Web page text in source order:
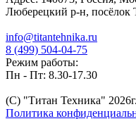
Люберецкий р-н, посёлок
info@titantehnika.ru
8 (499) 504-04-75
Режим работы:
Пн - Пт: 8.30-17.30
(C) "Титан Техника" 2026
Политика